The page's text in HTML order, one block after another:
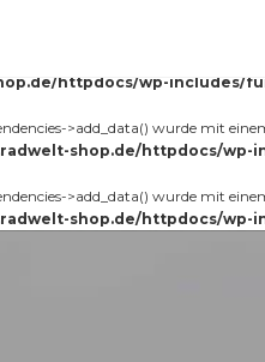
wurde
httpdocs/wp-includes/
>add_data() wurde mit
shop.de/httpdocs/wp-
>add_data() wurde mit
shop.de/httpdocs/wp-